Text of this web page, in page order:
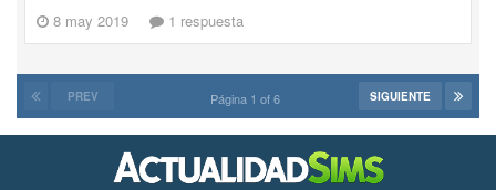
8 may 2019
1 respuesta
PREV SIGUIENTE
Página 1 of 6